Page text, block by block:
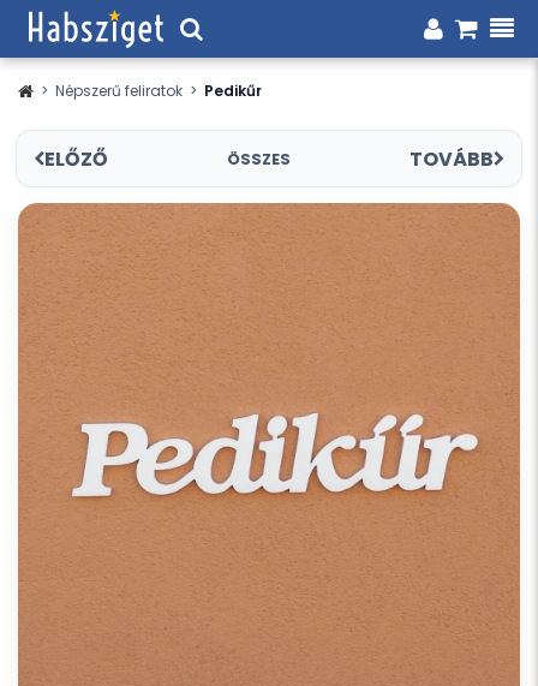
> Népszerű feliratok > Pedikűr
ELŐZŐ ÖSSZES TOVÁBB